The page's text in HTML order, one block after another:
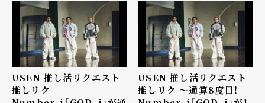
USEN」の表彰に向けて～
USEN 推し活リクエスト
推しリク
USEN 推し活リクエスト
推しリク ～通算8度目！